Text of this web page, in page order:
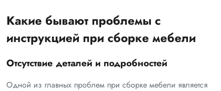
Какие бывают проблемы с
инструкцией при сборке мебели
Отсутствие деталей и подробностей
Одной из главных проблем при сборке мебели является